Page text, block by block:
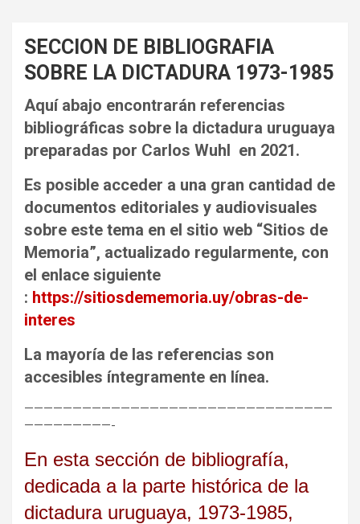
SECCION DE BIBLIOGRAFIA
SOBRE LA DICTADURA 1973-1985
Aquí abajo encontrarán referencias
bibliográficas sobre la dictadura uruguaya
preparadas por Carlos Wuhl en 2021.
Es posible acceder a una gran cantidad de
documentos editoriales y audiovisuales
sobre este tema en el sitio web “Sitios de
Memoria”, actualizado regularmente, con
el enlace siguiente
: https://sitiosdememoria.uy/obras-de-
interes
La mayoría de las referencias son
accesibles íntegramente en línea.
————————————————————————————————
—————————-
En esta sección de bibliografía,
dedicada a la parte histórica de la
dictadura uruguaya, 1973-1985,